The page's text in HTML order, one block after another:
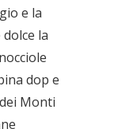
e la
la
dop e
Monti